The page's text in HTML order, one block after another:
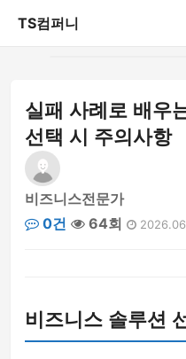
TS컴퍼니
게시판
실패 사례로 배우
선택 시 주의사항
비즈니스전문가
0건
64회
비즈니스 솔루션